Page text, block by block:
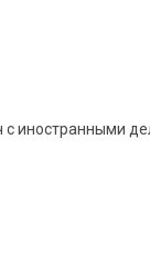
иностранными